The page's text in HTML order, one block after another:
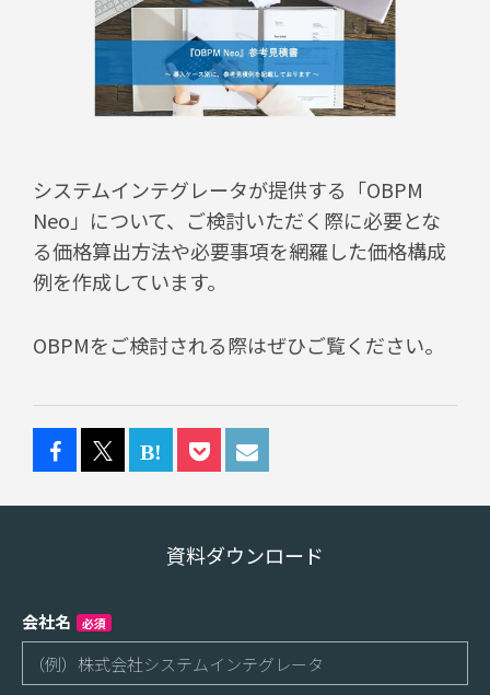
システムインテグレータが提供する「OBPM
Neo」について、ご検討いただく際に必要とな
る価格算出方法や必要事項を網羅した価格構成
例を作成しています。
OBPMをご検討される際はぜひご覧ください。
資料ダウンロード
会社名 必須